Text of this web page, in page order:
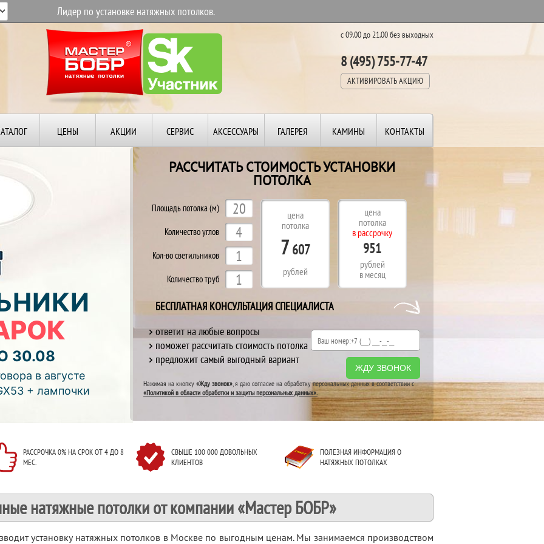
Лидер по установке натяжных потолков.
с 09.00 до 21.00 без выходных
8 (495) 755-77-47
АКТИВИРОВАТЬ АКЦИЮ
ЦЕНЫ АКЦИИ СЕРВИС АКСЕССУАРЫ ГАЛЕРЕЯ КАМИНЫ КОНТАКТЫ
видео)
30.08
в августе
+ лампочки
РАССЧИТАТЬ СТОИМОСТЬ УСТАНОВКИ
ПОТОЛКА
Площадь потолка (м)
Количество углов
Кол-во светильников
Количество труб
цена
потолка
7 607
рублей
цена
потолка
в рассрочку
951
рублей
в месяц
БЕСПЛАТНАЯ КОНСУЛЬТАЦИЯ СПЕЦИАЛИСТА
ответит на любые вопросы
поможет рассчитать стоимость потолка
предложит самый выгодный вариант
ЖДУ ЗВОНОК
Нажимая на кнопку «Жду звонок», я даю согласие на обработку персональных данных в соответствии с
«Политикой в области обработки и защиты персональных данных».
РАССРОЧКА 0% НА СРОК ОТ 4 ДО 8
МЕС.
СВЫШЕ 100 000 ДОВОЛЬНЫХ
КЛИЕНТОВ
ПОЛЕЗНАЯ ИНФОРМАЦИЯ О
НАТЯЖНЫХ ПОТОЛКАХ
натяжные потолки от компании «Мастер БОБР»
установку натяжных потолков в Москве по выгодным ценам. Мы занимаемся производством